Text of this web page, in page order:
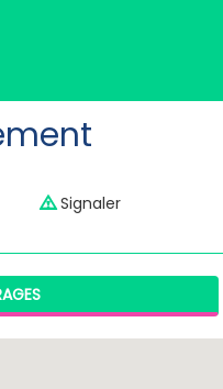
Signaler